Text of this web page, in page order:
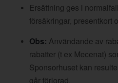
Ersättning ges i
försäkringar, presentkort
Obs: Användande av
rabatter (t ex Mecenat)
Sponsorhuset kan
går förlorad.